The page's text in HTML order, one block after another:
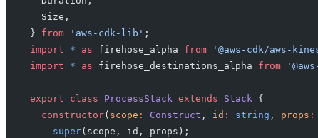
  Size,
} from 'aws-cdk-lib' ;
import * as firehose_alpha from '@aws-cdk/aws-
import * as firehose_destinations_alpha from
export class ProcessStack extends Stack {
  constructor
( scope : Construct , id : string , props :
    super
(scope, id, props);